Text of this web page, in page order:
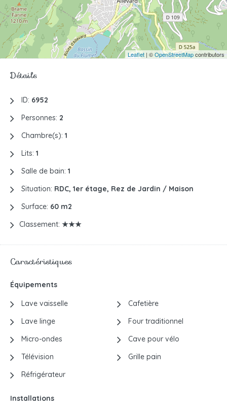
Leaflet | ©OpenStreetMapcontributors
Détails
ID: 6952
Personnes: 2
Chambre(s): 1
Lits: 1
Salle de bain: 1
Situation: RDC, 1er étage, Rez de Jardin / Maison
Surface: 60 m2
Classement: ★★★
Caractéristiques
Équipements
Lave vaisselle
Lave linge
Micro-ondes
Télévision
Réfrigérateur
Cafetière
Four traditionnel
Cave pour vélo
Grille pain
Installations